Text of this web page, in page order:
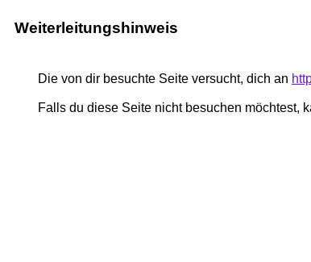
Weiterleitungshinweis
Die von dir besuchte Seite versucht, dich an
Falls du diese Seite nicht besuchen möchtest,